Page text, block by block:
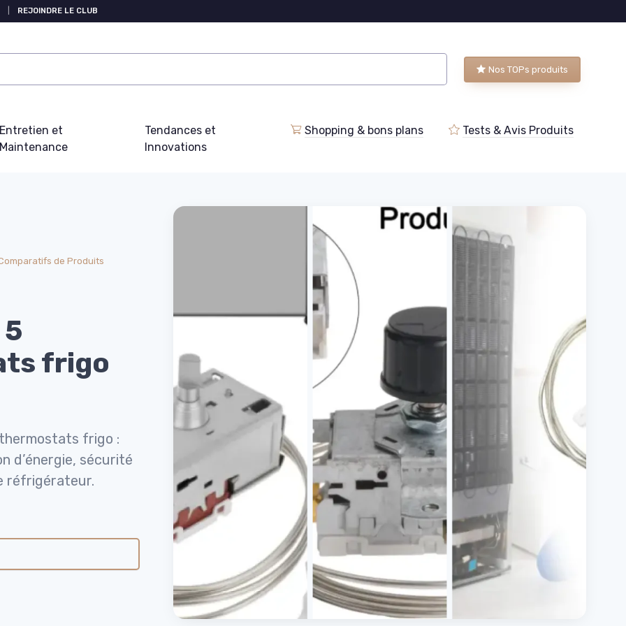
REJOINDRE LE CLUB
Nos TOPs produits
et
Tendances et
Innovations
Shopping & bons plans Tests & Avis Produits
de Produits
frigo
frigo :
d’énergie, sécurité
réfrigérateur.